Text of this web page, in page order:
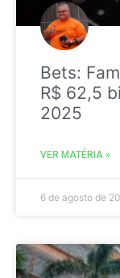
Bets:
R$ 62,5
2025
VER MATÉRIA »
6 de agosto de